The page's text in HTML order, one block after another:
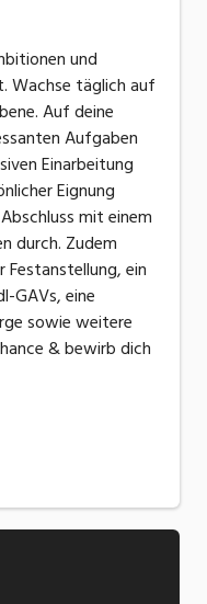
und
Wachse täglich auf
Auf deine
Aufgaben
Einarbeitung
Eignung
mit einem
durch. Zudem
ein
GAVs, eine
sowie weitere
& bewirb dich